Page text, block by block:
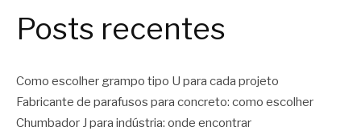
Posts recentes
Como escolher grampo tipo U para cada projeto
Fabricante de parafusos para concreto: como escolher
Chumbador J para indústria: onde encontrar